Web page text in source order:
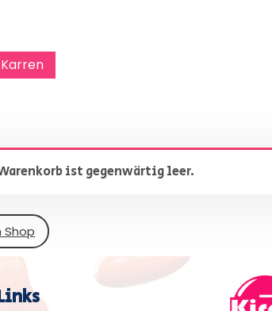
Karren
ist gegenwärtig leer.
Shop